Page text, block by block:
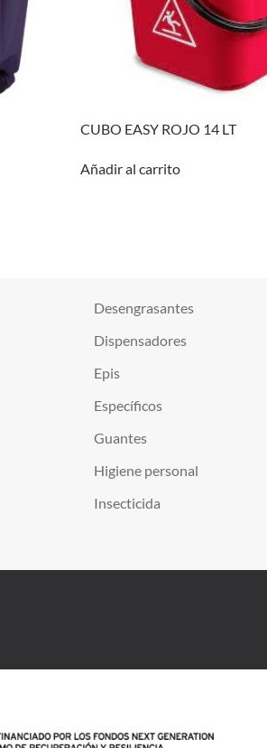
CUBO EASY ROJO 14 LT
Añadir al carrito
Desengrasantes
Dispensadores
Epis
Específicos
Guantes
Higiene personal
Insecticida